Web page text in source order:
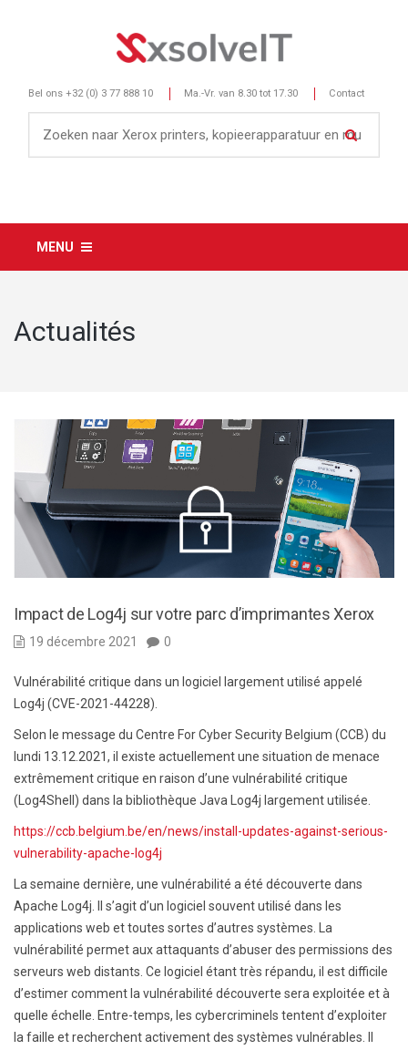
Bel ons +32 (0) 3 77 888 10 Ma.-Vr. van 8.30 tot 17.30 Contact
MENU
Actualités
Impact de Log4j sur votre parc d’imprimantes Xerox
19 décembre 2021 0
Vulnérabilité critique dans un logiciel largement utilisé appelé
Log4j (CVE-2021-44228).
Selon le message du Centre For Cyber Security Belgium (CCB) du
lundi 13.12.2021, il existe actuellement une situation de menace
extrêmement critique en raison d’une vulnérabilité critique
(Log4Shell) dans la bibliothèque Java Log4j largement utilisée.
https://ccb.belgium.be/en/news/install-updates-against-serious-
vulnerability-apache-log4j
La semaine dernière, une vulnérabilité a été découverte dans
Apache Log4j. Il s’agit d’un logiciel souvent utilisé dans les
applications web et toutes sortes d’autres systèmes. La
vulnérabilité permet aux attaquants d’abuser des permissions des
serveurs web distants. Ce logiciel étant très répandu, il est difficile
d’estimer comment la vulnérabilité découverte sera exploitée et à
quelle échelle. Entre-temps, les cybercriminels tentent d’exploiter
la faille et recherchent activement des systèmes vulnérables. Il